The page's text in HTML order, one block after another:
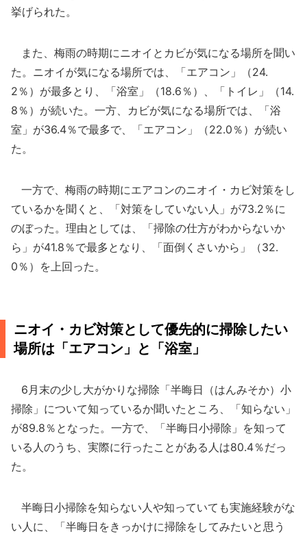
挙げられた。
また、梅雨の時期にニオイとカビが気になる場所を聞い
た。ニオイが気になる場所では、「エアコン」（24.
2％）が最多とり、「浴室」（18.6％）、「トイレ」（14.
8％）が続いた。一方、カビが気になる場所では、「浴
室」が36.4％で最多で、「エアコン」（22.0％）が続い
た。
一方で、梅雨の時期にエアコンのニオイ・カビ対策をし
ているかを聞くと、「対策をしていない人」が73.2％に
のぼった。理由としては、「掃除の仕方がわからないか
ら」が41.8％で最多となり、「面倒くさいから」（32.
0％）を上回った。
ニオイ・カビ対策として優先的に掃除したい
場所は「エアコン」と「浴室」
6月末の少し大がかりな掃除「半晦日（はんみそか）小
掃除」について知っているか聞いたところ、「知らない」
が89.8％となった。一方で、「半晦日小掃除」を知って
いる人のうち、実際に行ったことがある人は80.4％だっ
た。
半晦日小掃除を知らない人や知っていても実施経験がな
い人に、「半晦日をきっかけに掃除をしてみたいと思う